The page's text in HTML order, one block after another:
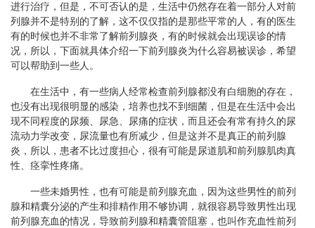
进行治疗，但是，不可否认的是，生活中仍然存在着一部分人对前
列腺并不是特别的了解，这不仅仅指的是那些平常的人，有的医生
有的时候也并不非常了解前列腺炎，有的时候就会出现误诊的情
况，所以，下面就具体介绍一下前列腺炎为什么容易被误诊，希望
可以帮助到一些人。
在生活中，有一些病人经常检查前列腺都没有白细胞的存在，
也没有出现很明显的感染，培养也找不到细菌，但是在生活中会出
现不同程度的尿频、尿急、尿痛的症状，而且还会有常有持久的尿
流动力学改变，尿流量也有所减少，但是这并不是真正的前列腺
炎，所以，患者不比过度担心，很有可能是尿道肌和前列腺肌肉真
性、痉挛性疼痛。
一些未婚男性，也有可能是前列腺充血，因为这些男性的前列
腺和精囊分泌的产生和排精作用不够协调，就很容易导致男性出现
前列腺充血的情况，导致前列腺和精囊管阻塞，也叫作充血性前列